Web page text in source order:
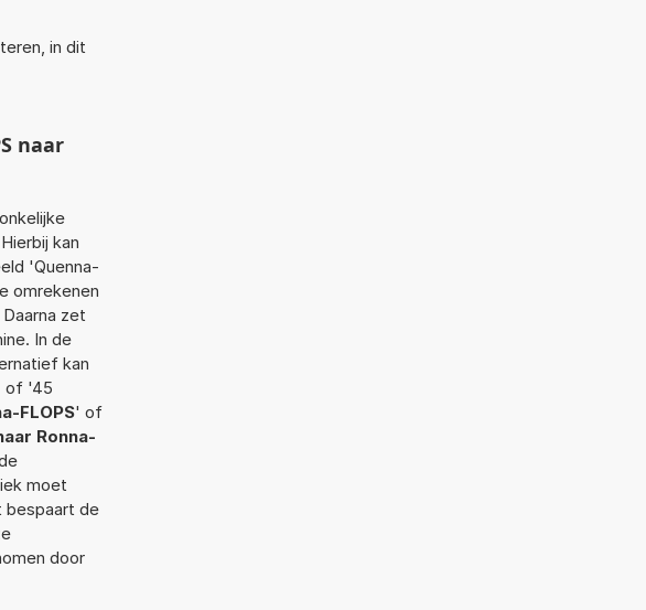
in dit
naar
kan
'Quenna-
omrekenen
zet
In de
kan
of '45
FLOPS' of
Ronna-
moet
bespaart de
door